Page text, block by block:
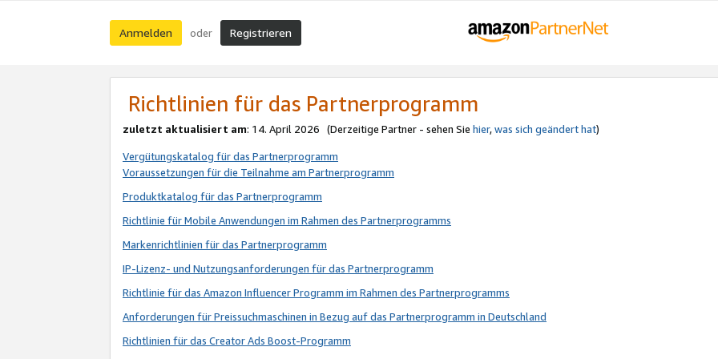
Anmelden oder Registrieren
Richtlinien für das Partnerprogramm
zuletzt aktualisiert am: 14. April 2026 (Derzeitige Partner - sehen Sie hier,was sich geändert hat)
Vergütungskatalog für das Partnerprogramm
Voraussetzungen für die Teilnahme am Partnerprogramm
Produktkatalog für das Partnerprogramm
Richtlinie für Mobile Anwendungen im Rahmen des Partnerprogramms
Markenrichtlinien für das Partnerprogramm
IP-Lizenz- und Nutzungsanforderungen für das Partnerprogramm
Richtlinie für das Amazon Influencer Programm im Rahmen des Partnerprogramms
Anforderungen für Preissuchmaschinen in Bezug auf das Partnerprogramm in Deutschland
Richtlinien für das Creator Ads Boost-Programm